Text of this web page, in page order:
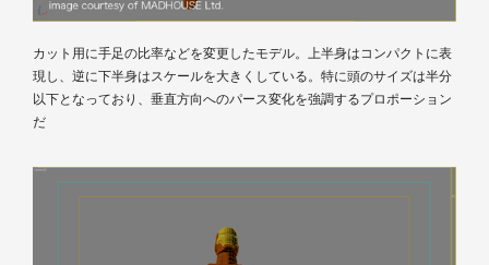
カット用に手足の比率などを変更したモデル。上半身はコンパクトに表
現し、逆に下半身はスケールを大きくしている。特に頭のサイズは半分
以下となっており、垂直方向へのパース変化を強調するプロポーション
だ